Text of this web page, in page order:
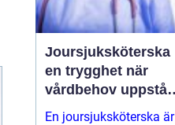
Joursjuksköterska
en trygghet när
vårdbehov uppstår
dygnet runt
En joursjuksköterska är